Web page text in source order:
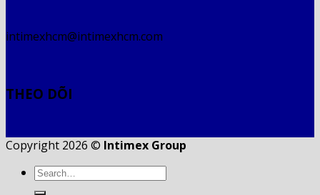
intimexhcm@intimexhcm.com
THEO DÕI
Copyright 2026 © Intimex Group